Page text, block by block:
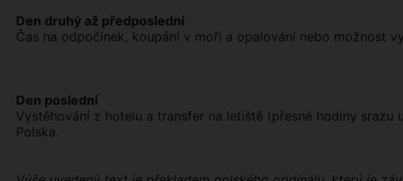
Den druhý až předposlední
Čas na odpočinek, koupání v moři a opalování nebo možnost
Den poslední
Vystěhování z hotelu a transfer na letiště (přesné hodiny srazu
Polska.